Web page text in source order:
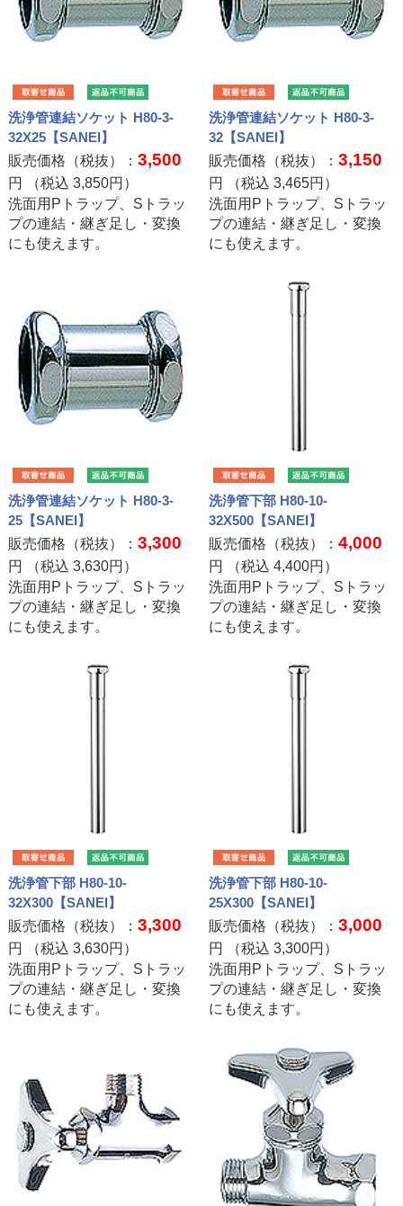
洗浄管連結ソケット H80-3-
32X25【SANEI】
販売価格（税抜）： 3,500
円 （税込 3,850円）
洗面用Pトラップ、Sトラッ
プの連結・継ぎ足し・変換
にも使えます。
洗浄管連結ソケット H80-3-
32【SANEI】
販売価格（税抜）：3,150
円 （税込3,465円）
洗面用Pトラップ、Sトラッ
プの連結・継ぎ足し・変換
にも使えます。
洗浄管連結ソケット H80-3-
25【SANEI】
販売価格（税抜）： 3,300
円 （税込 3,630円）
洗面用Pトラップ、Sトラッ
プの連結・継ぎ足し・変換
にも使えます。
洗浄管下部 H80-10-
32X500【SANEI】
販売価格（税抜）：4,000
円 （税込4,400円）
洗面用Pトラップ、Sトラッ
プの連結・継ぎ足し・変換
にも使えます。
洗浄管下部 H80-10-
32X300【SANEI】
販売価格（税抜）： 3,300
円 （税込 3,630円）
洗面用Pトラップ、Sトラッ
プの連結・継ぎ足し・変換
にも使えます。
洗浄管下部 H80-10-
25X300【SANEI】
販売価格（税抜）：3,000
円 （税込3,300円）
洗面用Pトラップ、Sトラッ
プの連結・継ぎ足し・変換
にも使えます。